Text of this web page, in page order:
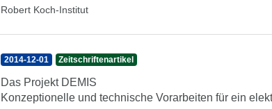
Robert Koch-Institut
2014-12-01 Zeitschriftenartikel
Das Projekt DEMIS
Konzeptionelle und technische Vorarbeiten für ein